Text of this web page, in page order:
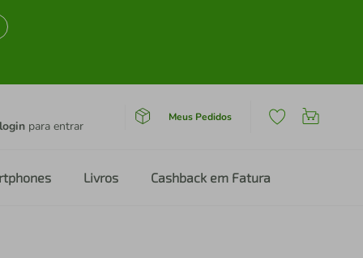
login para entrar
Meus Pedidos
Livros Cashback em Fatura